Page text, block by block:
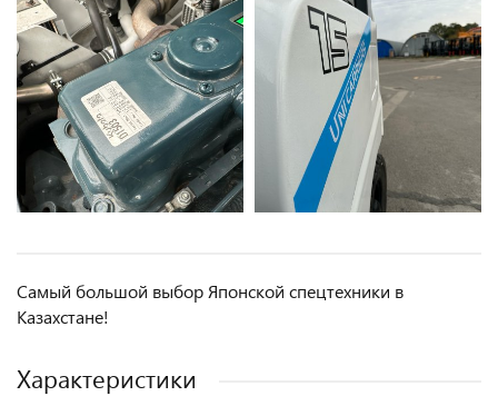
Самый большой выбор Японской спецтехники в
Казахстане!
Характеристики